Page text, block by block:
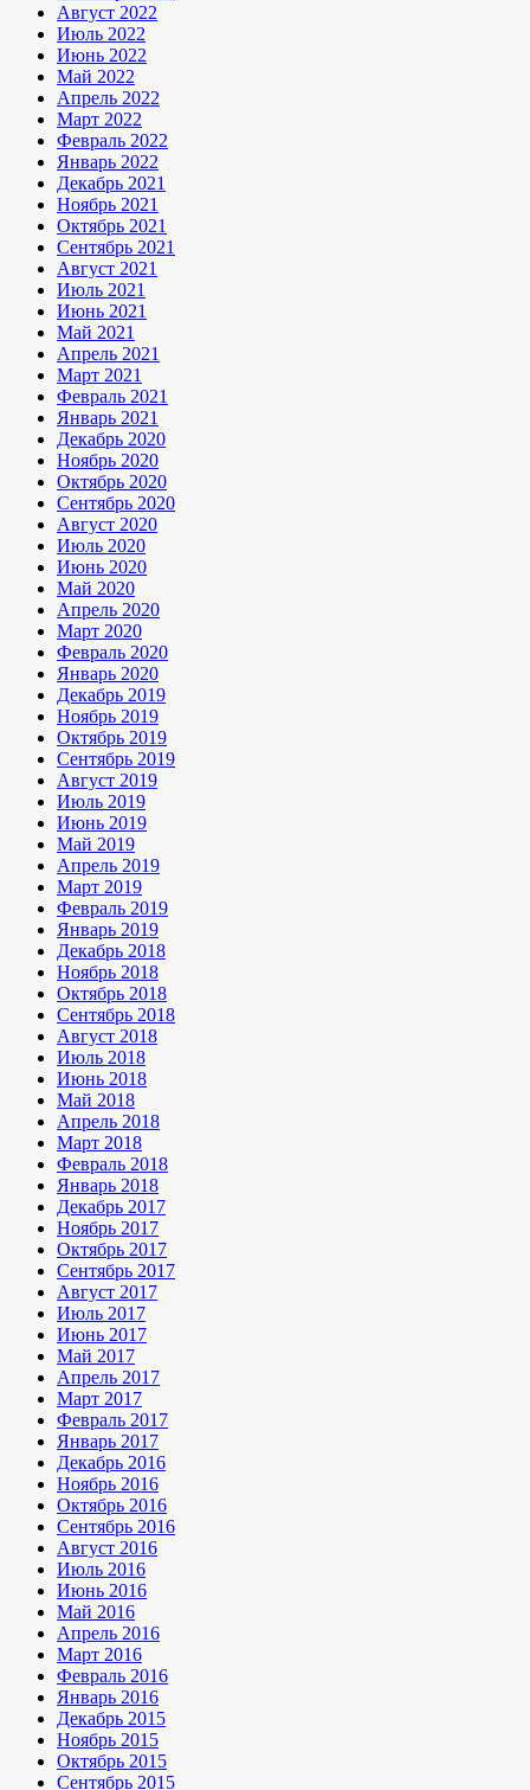
Август 2022
Июль 2022
Июнь 2022
Май 2022
Апрель 2022
Март 2022
Февраль 2022
Январь 2022
Декабрь 2021
Ноябрь 2021
Октябрь 2021
Сентябрь 2021
Август 2021
Июль 2021
Июнь 2021
Май 2021
Апрель 2021
Март 2021
Февраль 2021
Январь 2021
Декабрь 2020
Ноябрь 2020
Октябрь 2020
Сентябрь 2020
Август 2020
Июль 2020
Июнь 2020
Май 2020
Апрель 2020
Март 2020
Февраль 2020
Январь 2020
Декабрь 2019
Ноябрь 2019
Октябрь 2019
Сентябрь 2019
Август 2019
Июль 2019
Июнь 2019
Май 2019
Апрель 2019
Март 2019
Февраль 2019
Январь 2019
Декабрь 2018
Ноябрь 2018
Октябрь 2018
Сентябрь 2018
Август 2018
Июль 2018
Июнь 2018
Май 2018
Апрель 2018
Март 2018
Февраль 2018
Январь 2018
Декабрь 2017
Ноябрь 2017
Октябрь 2017
Сентябрь 2017
Август 2017
Июль 2017
Июнь 2017
Май 2017
Апрель 2017
Март 2017
Февраль 2017
Январь 2017
Декабрь 2016
Ноябрь 2016
Октябрь 2016
Сентябрь 2016
Август 2016
Июль 2016
Июнь 2016
Май 2016
Апрель 2016
Март 2016
Февраль 2016
Январь 2016
Декабрь 2015
Ноябрь 2015
Октябрь 2015
Сентябрь 2015